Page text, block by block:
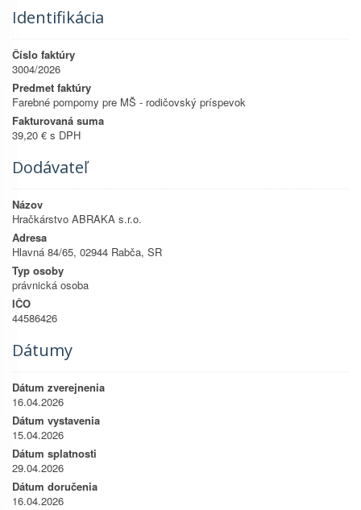
Identifikácia
Číslo faktúry
3004/2026
Predmet faktúry
Farebné pompomy pre MŠ - rodičovský príspevok
Fakturovaná suma
39,20 € s DPH
Dodávateľ
Názov
Hračkárstvo ABRAKA s.r.o.
Adresa
Hlavná 84/65, 02944 Rabča, SR
Typ osoby
právnická osoba
IČO
44586426
Dátumy
Dátum zverejnenia
16.04.2026
Dátum vystavenia
15.04.2026
Dátum splatnosti
29.04.2026
Dátum doručenia
16.04.2026